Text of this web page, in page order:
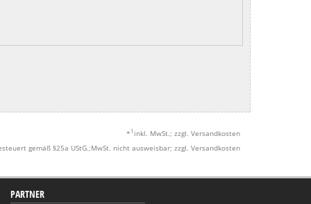
* 1 inkl. MwSt.; zzgl. Versandkosten
gemäß §25a UStG.;MwSt. nicht ausweisbar; zzgl. Versandkosten
PARTNER